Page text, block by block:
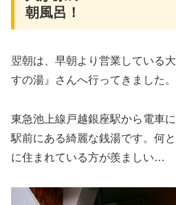
朝風呂！
翌朝は、早朝より営業している
すの湯』さんへ行ってきました。
東急池上線戸越銀座駅から電車
駅前にある綺麗な銭湯です。何
に住まれている方が羨ましい…